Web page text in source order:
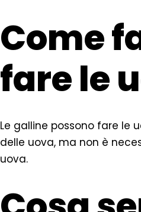
Come
fare le
Le galline possono fare le
delle uova, ma non è
uova.